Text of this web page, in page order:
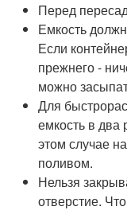
Перед
Емкость
Если
прежнего -
можно
Для
емкость в
этом случае
поливом.
Нельзя
отверстие.